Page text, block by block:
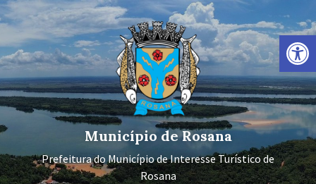
Barra de Ferramentas Aberta
Ir
para
conteúdo
Pular
para
navegação
principal
Pular
para
rodapé
Município de Rosana
Prefeitura do Município de Interesse Turístico de
Rosana